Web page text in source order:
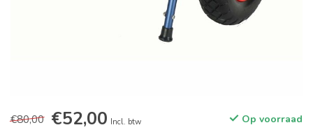
€80,00 €52,00 Incl. btw Op voorraad